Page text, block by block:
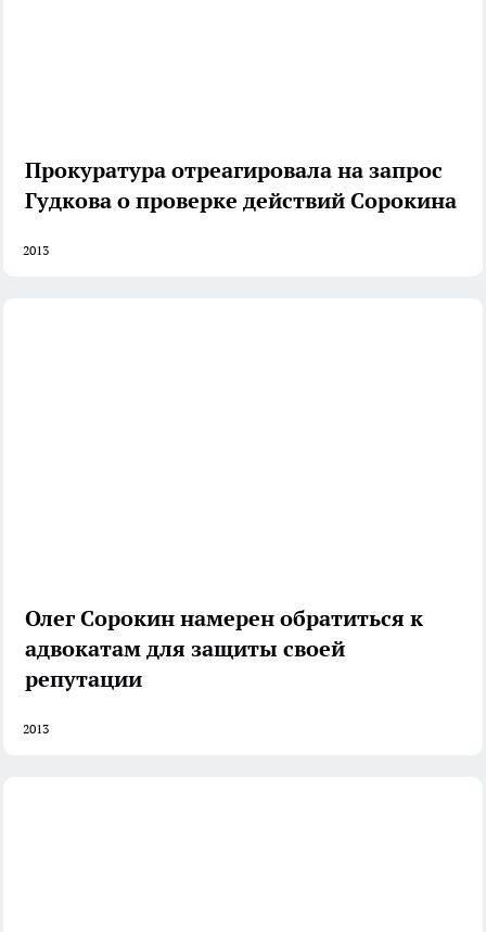
Прокуратура отреагировала на запрос
Гудкова о проверке действий Сорокина
2013
Олег Сорокин намерен обратиться к
адвокатам для защиты своей
репутации
2013